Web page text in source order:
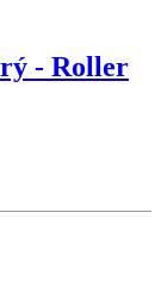
- Roller